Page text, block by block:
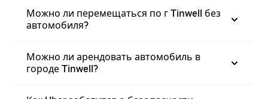
Можно ли перемещаться по г Tinwell без
автомобиля?
Можно ли арендовать автомобиль в
городе Tinwell?